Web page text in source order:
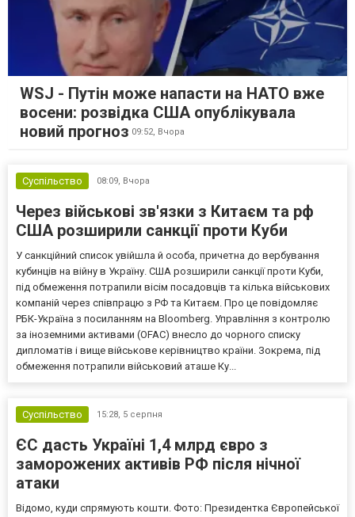
WSJ - Путін може напасти на НАТО вже
восени: розвідка США опублікувала
новий прогноз 09:52, Вчора
Суспільство 08:09, Вчора
Через військові зв'язки з Китаєм та рф
США розширили санкції проти Куби
У санкційний список увійшла й особа, причетна до вербування
кубинців на війну в Україну. США розширили санкції проти Куби,
під обмеження потрапили вісім посадовців та кілька військових
компаній через співпрацю з РФ та Китаєм. Про це повідомляє
РБК-Україна з посиланням на Bloomberg. Управління з контролю
за іноземними активами (OFAC) внесло до чорного списку
дипломатів і вище військове керівництво країни. Зокрема, під
обмеження потрапили військовий аташе Ку...
Суспільство 15:28, 5 серпня
ЄС дасть Україні 1,4 млрд євро з
заморожених активів РФ після нічної
атаки
Відомо, куди спрямують кошти. Фото: Президентка Європейської